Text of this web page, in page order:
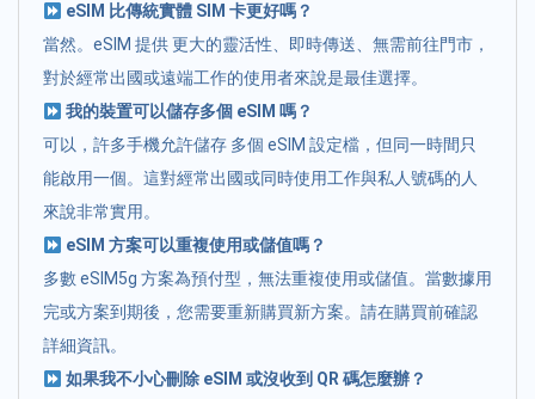
eSIM 比傳統實體 SIM 卡更好嗎？
當然。eSIM 提供 更大的靈活性、即時傳送、無需前往門市，
對於經常出國或遠端工作的使用者來說是最佳選擇。
我的裝置可以儲存多個 eSIM 嗎？
可以，許多手機允許儲存 多個 eSIM 設定檔，但同一時間只
能啟用一個。這對經常出國或同時使用工作與私人號碼的人
來說非常實用。
eSIM 方案可以重複使用或儲值嗎？
多數 eSIM5g 方案為預付型，無法重複使用或儲值。當數據用
完或方案到期後，您需要重新購買新方案。請在購買前確認
詳細資訊。
如果我不小心刪除 eSIM 或沒收到 QR 碼怎麼辦？